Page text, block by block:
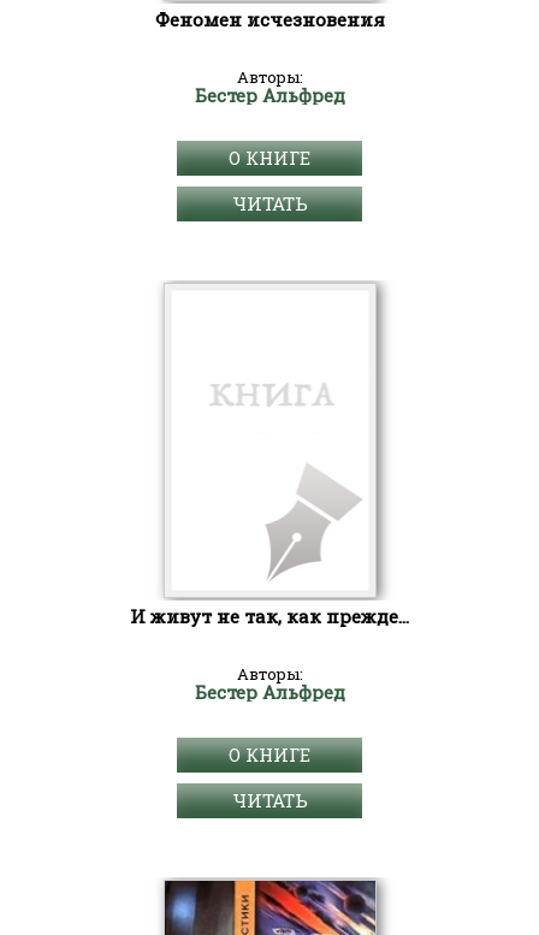
Феномен исчезновения
Авторы:
Бестер Альфред
О КНИГЕ
ЧИТАТЬ
И живут не так, как прежде...
Авторы:
Бестер Альфред
О КНИГЕ
ЧИТАТЬ